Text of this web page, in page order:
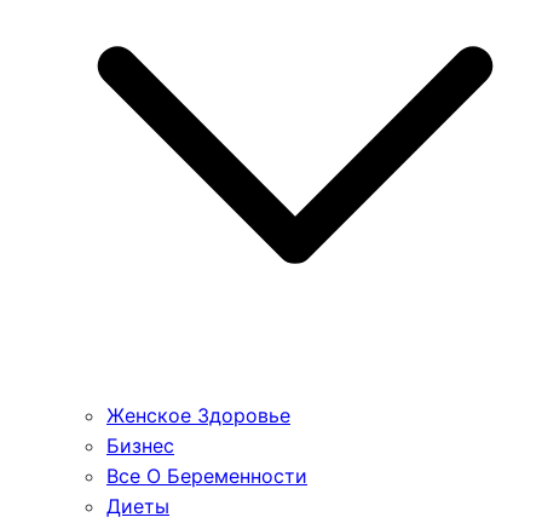
Женское Здоровье
Бизнес
Все О Беременности
Диеты